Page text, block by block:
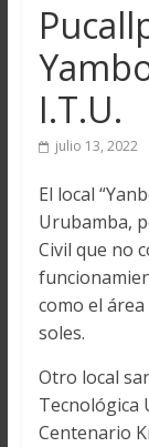
I.T.U.
julio 13, 2022
El local
Urubamba,
Civil que no
como el
soles.
Otro local
Tecnológica
Centenario